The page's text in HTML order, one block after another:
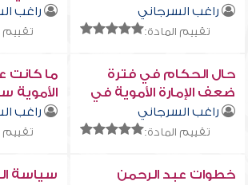
كان تجنباً للثورات
والانقلابات الداخلية
راغب السرجاني
تقييم المادة:
راغب
تقييم
حال الحكام في فترة
ضعف الإمارة الأموية في
الأندلس
راغب السرجاني
تقييم المادة:
ما كانت
الأموية سنة
راغب
تقييم
خطوات عبد الرحمن
سياسة